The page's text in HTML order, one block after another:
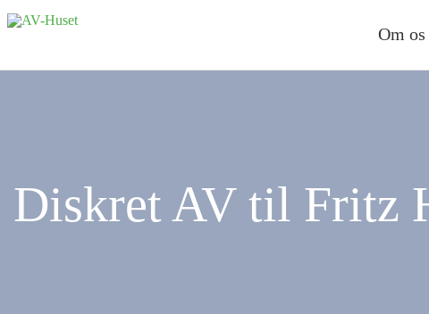
Om os
Diskret AV til Fritz